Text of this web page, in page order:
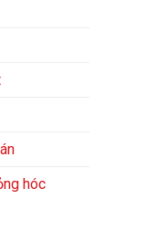
hóc